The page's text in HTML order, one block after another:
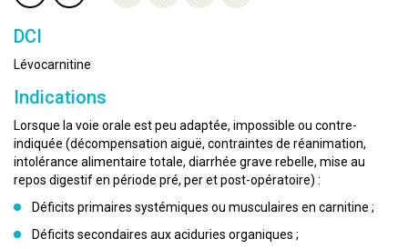
DCI
Lévocarnitine
Indications
Lorsque la voie orale est peu adaptée, impossible ou contre-
indiquée (décompensation aiguë, contraintes de réanimation,
intolérance alimentaire totale, diarrhée grave rebelle, mise au
repos digestif en période pré, per et post-opératoire) :
Déficits primaires systémiques ou musculaires en carnitine ;
Déficits secondaires aux aciduries organiques ;